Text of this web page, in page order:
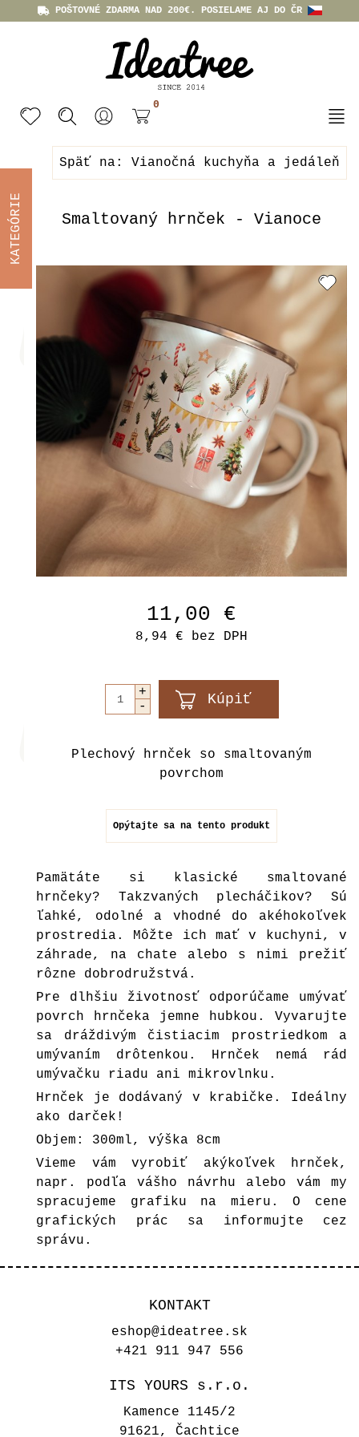
POŠTOVNÉ ZDARMA NAD 200€. POSIELAME AJ DO ČR
0
Späť na: Vianočná kuchyňa a jedáleň
Smaltovaný hrnček - Vianoce
11,00 €
8,94 € bez DPH
Plechový hrnček so smaltovaným
povrchom
Opýtajte sa na tento produkt
Pamätáte si klasické smaltované
hrnčeky? Takzvaných plecháčikov? Sú
ľahké, odolné a vhodné do akéhokoľvek
prostredia. Môžte ich mať v kuchyni, v
záhrade, na chate alebo s nimi prežiť
rôzne dobrodružstvá.
Pre dlhšiu životnosť odporúčame umývať
povrch hrnčeka jemne hubkou. Vyvarujte
sa dráždivým čistiacim prostriedkom a
umývaním drôtenkou. Hrnček nemá rád
umývačku riadu ani mikrovlnku.
Hrnček je dodávaný v krabičke. Ideálny
ako darček!
Objem: 300ml, výška 8cm
Vieme vám vyrobiť akýkoľvek hrnček,
napr. podľa vášho návrhu alebo vám my
spracujeme grafiku na mieru. O cene
grafických prác sa informujte cez
správu.
KONTAKT
eshop@ideatree.sk
+421 911 947 556
ITS YOURS s.r.o.
Kamence 1145/2
91621, Čachtice
KATEGÓRIE